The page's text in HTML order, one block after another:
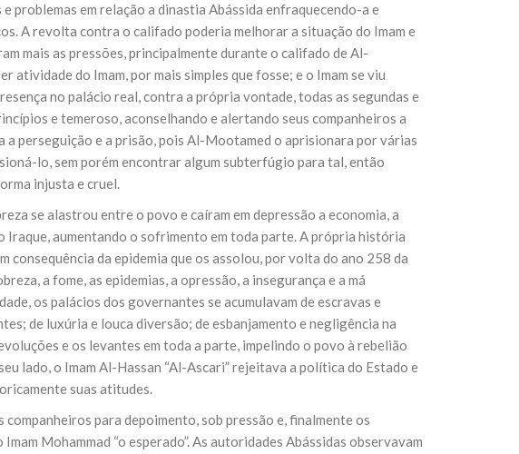
problemas em relação a dinastia Abássida enfraquecendo-a e
A revolta contra o califado poderia melhorar a situação do Imam e
mais as pressões, principalmente durante o califado de Al-
do Imam, por mais simples que fosse; e o Imam se viu
no palácio real, contra a própria vontade, todas as segundas e
e temeroso, aconselhando e alertando seus companheiros a
perseguição e a prisão, pois Al-Mootamed o aprisionara por várias
lo, sem porém encontrar algum subterfúgio para tal, então
injusta e cruel.
se alastrou entre o povo e caíram em depressão a economia, a
Iraque, aumentando o sofrimento em toda parte. A própria história
consequência da epidemia que os assolou, por volta do ano 258 da
a fome, as epidemias, a opressão, a insegurança e a má
os palácios dos governantes se acumulavam de escravas e
de luxúria e louca diversão; de esbanjamento e negligência na
e os levantes em toda a parte, impelindo o povo à rebelião
lado, o Imam Al-Hassan “Al-Ascari” rejeitava a política do Estado e
suas atitudes.
para depoimento, sob pressão e, finalmente os
Mohammad “o esperado”. As autoridades Abássidas observavam